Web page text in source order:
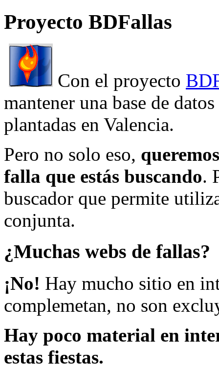
Proyecto BDFallas
Con el proyecto
mantener una base de
plantadas en Valencia.
Pero no solo eso,
falla que estás buscando.
buscador que permite
conjunta.
¿Muchas webs de fallas?
¡No! Hay mucho sitio en
complemetan, no son
Hay poco material en
estas fiestas.